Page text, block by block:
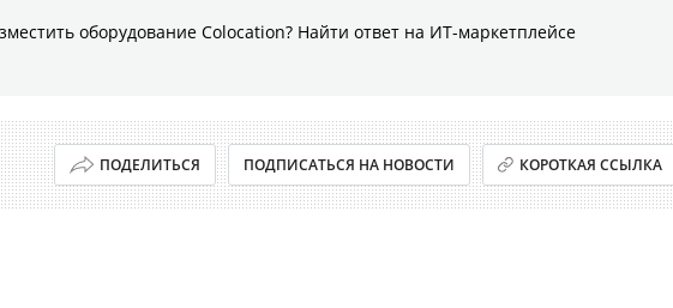
оборудование Colocation? Найти ответ на ИТ-маркетплейсе
ПОДЕЛИТЬСЯ ПОДПИСАТЬСЯ НА НОВОСТИ КОРОТКАЯ ССЫЛКА